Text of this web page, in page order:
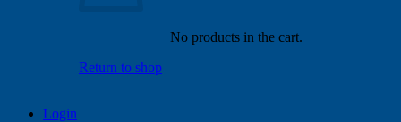
No products in the cart.
Return to shop
Login